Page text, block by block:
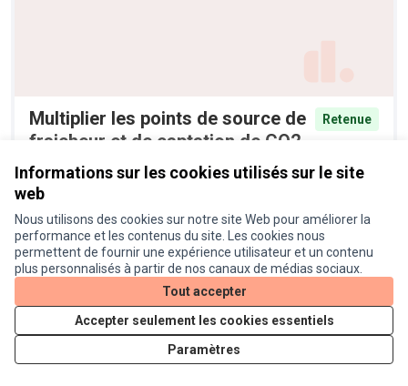
Informations sur les cookies utilisés sur le site
web
Nous utilisons des cookies sur notre site Web pour améliorer la
performance et les contenus du site. Les cookies nous
permettent de fournir une expérience utilisateur et un contenu
plus personnalisés à partir de nos canaux de médias sociaux.
Tout accepter
Accepter seulement les cookies essentiels
Paramètres
Multiplier les points de source de
fraicheur et de captation de CO2
dans le quartier
Retenue